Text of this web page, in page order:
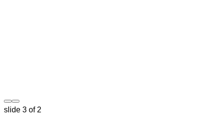
slide 3 of 2